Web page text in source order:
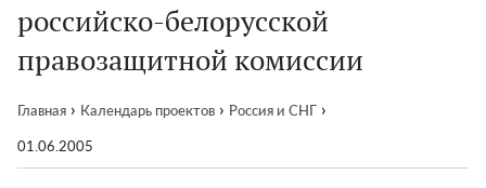
российско-белорусской
правозащитной комиссии
Главная › Календарь проектов › Россия и СНГ ›
01.06.2005